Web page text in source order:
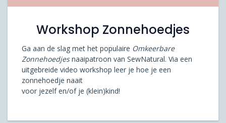
Workshop Zonnehoedjes
Ga aan de slag met het populaire Omkeerbare
Zonnehoedjesnaaipatroon van SewNatural. Via een
uitgebreide video workshop leer je hoe je een
zonnehoedje naait
voor jezelf en/of je (klein)kind!